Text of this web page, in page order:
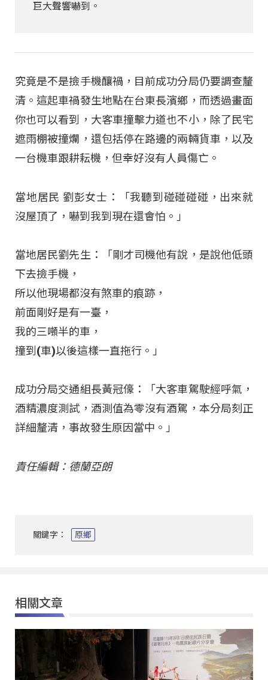
巨大聲響嚇到。
究竟是不是撿手機釀禍，目前成功分局仍要調查釐
清。這起車禍發生地點在台東長濱鄉，而透過畫面
你也可以看到，大客車撞擊力道也不小，除了民宅
遮雨棚被撞爛，還包括停在路邊的兩輛貨車，以及
一台機車跟耕耘機，但幸好沒有人員傷亡。
當地居民 劉彭女士：「我聽到碰碰碰碰，出來就
沒屋頂了，嚇到我到現在還會怕。」
當地居民劉先生：「剛才司機他有說，是說他低頭
下去撿手機，
所以他現場都沒有煞車的痕跡，
前面剛好是有一臺，
我的三噸半的車，
撞到(車)以後這樣一直拖行。」
成功分局交通組長黃冠儫：「大客車駕駛經呼氣，
酒精濃度測試，酒測值為零沒有酒駕，本分局刻正
詳細釐清，事故發生原因當中。」
責任編輯：德蘭亞朗
關鍵字： 原鄉
相關文章